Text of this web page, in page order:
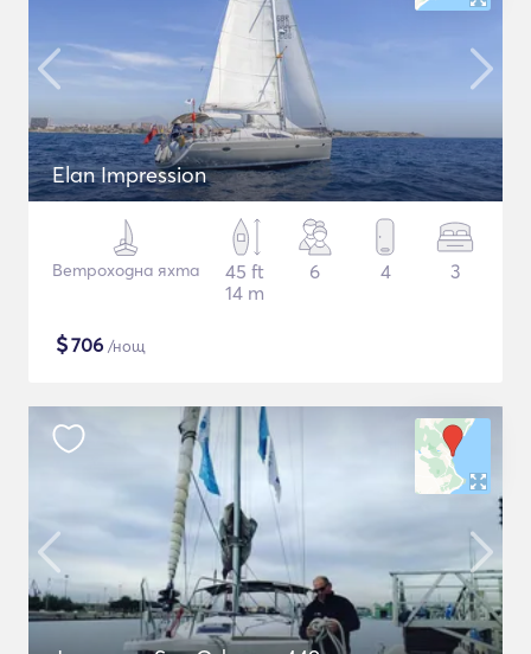
Elan Impression
Ветроходна яхта
45 ft
14 m
6 4 3
$706 /нощ